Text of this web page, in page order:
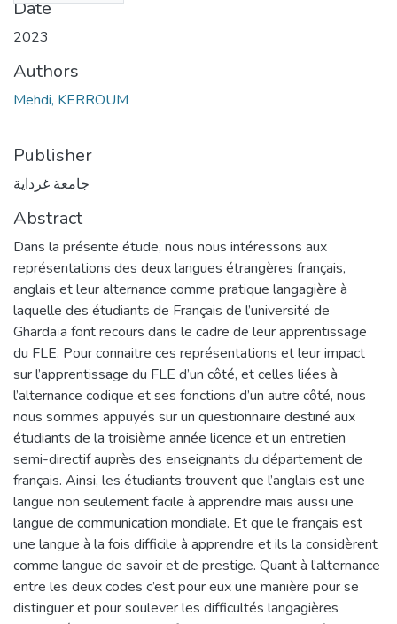
Date
2023
Authors
Mehdi, KERROUM
Publisher
جامعة غرداية
Abstract
Dans la présente étude, nous nous intéressons aux
représentations des deux langues étrangères français,
anglais et leur alternance comme pratique langagière à
laquelle des étudiants de Français de l’université de
Ghardaïa font recours dans le cadre de leur apprentissage
du FLE. Pour connaitre ces représentations et leur impact
sur l’apprentissage du FLE d’un côté, et celles liées à
l’alternance codique et ses fonctions d’un autre côté, nous
nous sommes appuyés sur un questionnaire destiné aux
étudiants de la troisième année licence et un entretien
semi-directif auprès des enseignants du département de
français. Ainsi, les étudiants trouvent que l’anglais est une
langue non seulement facile à apprendre mais aussi une
langue de communication mondiale. Et que le français est
une langue à la fois difficile à apprendre et ils la considèrent
comme langue de savoir et de prestige. Quant à l’alternance
entre les deux codes c’est pour eux une manière pour se
distinguer et pour soulever les difficultés langagières